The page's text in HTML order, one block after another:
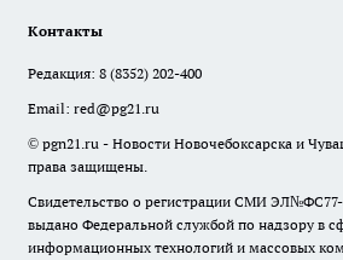
Контакты
Редакция: 8 (8352) 202-400
Email: red@pg21.ru
© pgn21.ru - Новости Новочебоксарска и
права защищены.
Свидетельство о регистрации СМИ ЭЛ№ФС77-
выдано Федеральной службой по надзору в
информационных технологий и массовых